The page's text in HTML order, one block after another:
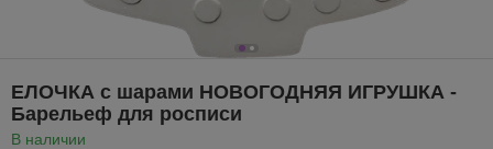
ЕЛОЧКА с шарами НОВОГОДНЯЯ ИГРУШКА -
Барельеф для росписи
В наличии